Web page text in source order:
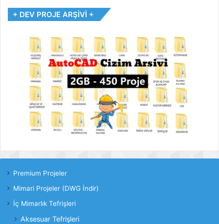
+ DEV PROJE ARŞİVİ +
Premium Projeler
Mimari Projeler (DWG İndir)
İç Mimarlık Tefrişleri
Aksesuar Tefrişleri